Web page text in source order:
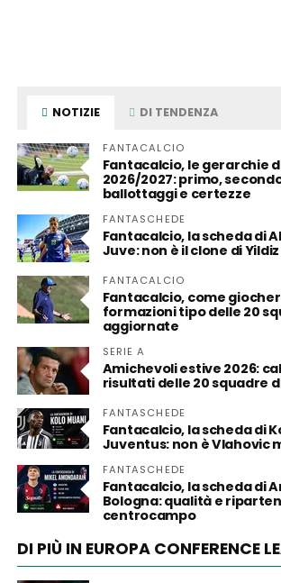
NOTIZIE DI TENDENZA
FANTACALCIO
Fantacalcio, le gerarchie
2026/2027: primo,
ballottaggi e certezze
FANTASCHEDE
Fantacalcio, la scheda di
Juve: non è il clone di Yildiz
FANTACALCIO
Fantacalcio, come
formazioni tipo delle 20
aggiornate
SERIE A
Amichevoli estive 2026:
risultati delle 20 squadre
FANTASCHEDE
Fantacalcio, la scheda di
Juventus: non è Vlahovic
FANTASCHEDE
Fantacalcio, la scheda di
Bologna: qualità e
centrocampo
DI PIÙ IN EUROPA CONFERENCE